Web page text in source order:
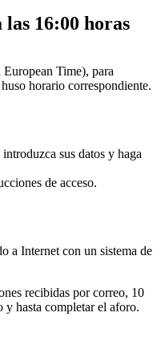
16:00 horas
Time), para
horario correspondiente.
sus datos y haga
de acceso.
a Internet con un sistema de
recibidas por correo, 10
y hasta completar el aforo.